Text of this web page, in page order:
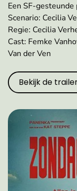
Een SF-
Scenario: Cecilia
Regie: Cecilia
Cast: Femke
Van der Ven
Bekijk de